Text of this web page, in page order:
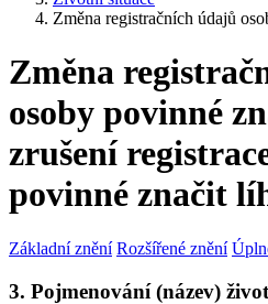
Změna registračních údajů
Změna
osoby povinné
zrušení
povinné značit
Základní znění Rozšířené znění
3. Pojmenování (název)